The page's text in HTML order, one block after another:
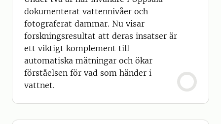
dokumenterat vattennivåer och
fotograferat dammar. Nu visar
forskningsresultat att deras insatser är
ett viktigt komplement till
automatiska mätningar och ökar
förståelsen för vad som händer i
vattnet.